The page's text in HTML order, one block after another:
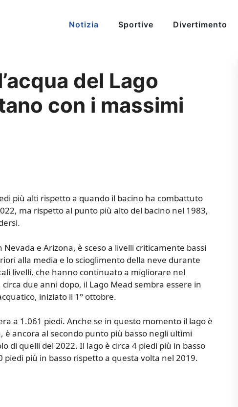
Notizia Sportive Divertimento
del Lago
con i massimi
più alti rispetto a quando il bacino ha combattuto
ma rispetto al punto più alto del bacino nel 1983,
e Arizona, è sceso a livelli criticamente bassi
alla media e lo scioglimento della neve durante
livelli, che hanno continuato a migliorare nel
due anni dopo, il Lago Mead sembra essere in
iniziato il 1° ottobre.
a 1.061 piedi. Anche se in questo momento il lago è
ancora al secondo punto più basso negli ultimi
di quelli del 2022. Il lago è circa 4 piedi più in basso
più in basso rispetto a questa volta nel 2019.